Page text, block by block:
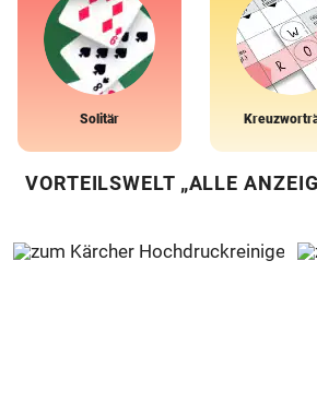
Solitär
VORTEILSWELT „ALLE